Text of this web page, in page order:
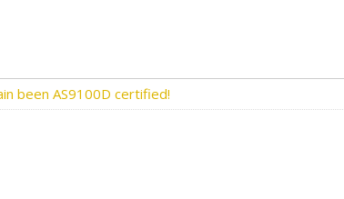
been AS9100D certified!